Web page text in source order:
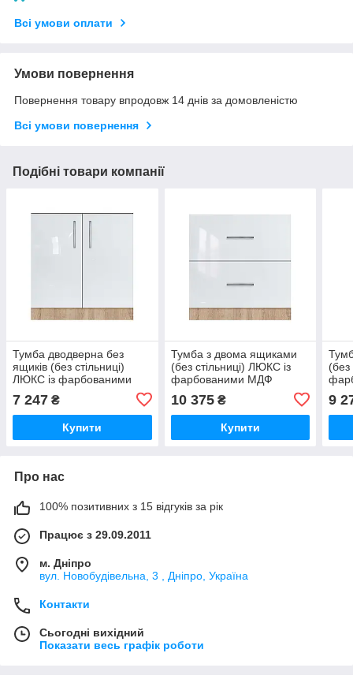
Всі умови оплати
Умови повернення
Повернення товару впродовж 14 днів за домовленістю
Всі умови повернення
Подібні товари компанії
Тумба дводверна без
ящиків (без стільниці)
ЛЮКС із фарбованими
МДФ фасадами ширина
800 МАКСІ-МЕбель Дуб
7 247 ₴
Купити
Тумба з двома ящиками
(без стільниці) ЛЮКС із
фарбованими МДФ
МАКСІ-Мебель Дуб
сонома/Білий
10 375₴
Купити
(без
9
Про нас
100% позитивних з 15 відгуків за рік
Працює з 29.09.2011
м. Дніпро
вул. Новобудівельна, 3 , Дніпро, Україна
Контакти
Сьогодні вихідний
Показати весь графік роботи